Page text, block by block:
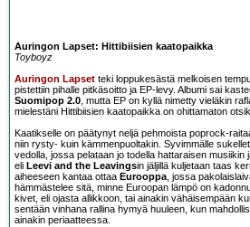
Auringon Lapset: Hittibiisien kaatopaikka
Toyboyz
Auringon Lapset teki loppukesästä melkoisen
pistettiin pihalle pitkäsoitto ja EP-levy. Albumi sai
Suomipop 2.0, mutta EP on kyllä nimetty vieläkin
mielestäni Hittibiisien kaatopaikka on ohittamaton
Kaatikselle on päätynyt neljä pehmoista poprock-
niin rysty- kuin kämmenpuoltakin. Syvimmälle
vedolla, jossa pelataan jo todella hattaraisen
eli Leevi and the Leavingsin jäljillä kuljetaan taas
aiheeseen kantaa ottaa Eurooppa, jossa
hämmästelee sitä, minne Euroopan lämpö on
kivet, eli ojasta allikkoon, tai ainakin vähäisempään
sentään vinhana rallina hymyä huuleen, kun
ainakin periaatteessa.